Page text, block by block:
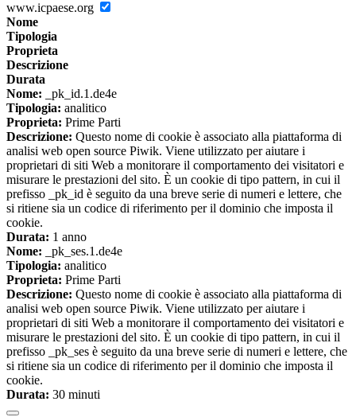
www.icpaese.org
Nome
Tipologia
Proprieta
Descrizione
Durata
Nome: _pk_id.1.de4e
Tipologia: analitico
Proprieta: Prime Parti
Descrizione: Questo nome di cookie è associato alla piattaforma di
analisi web open source Piwik. Viene utilizzato per aiutare i
proprietari di siti Web a monitorare il comportamento dei visitatori e
misurare le prestazioni del sito. È un cookie di tipo pattern, in cui il
prefisso _pk_id è seguito da una breve serie di numeri e lettere, che
si ritiene sia un codice di riferimento per il dominio che imposta il
cookie.
Durata: 1 anno
Nome: _pk_ses.1.de4e
Tipologia: analitico
Proprieta: Prime Parti
Descrizione: Questo nome di cookie è associato alla piattaforma di
analisi web open source Piwik. Viene utilizzato per aiutare i
proprietari di siti Web a monitorare il comportamento dei visitatori e
misurare le prestazioni del sito. È un cookie di tipo pattern, in cui il
prefisso _pk_ses è seguito da una breve serie di numeri e lettere, che
si ritiene sia un codice di riferimento per il dominio che imposta il
cookie.
Durata: 30 minuti